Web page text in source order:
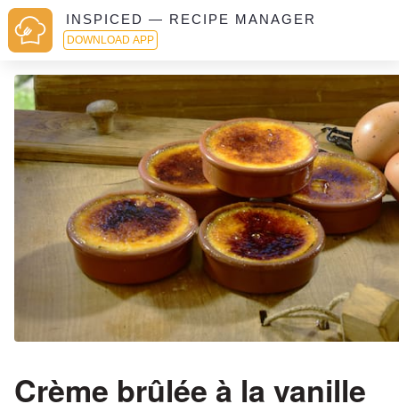
INSPICED — RECIPE MANAGER
DOWNLOAD APP
Crème brûlée à la vanille